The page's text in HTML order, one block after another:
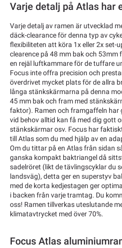
Varje detalj på Atlas har
Varje detalj av ramen är utvecklad
däck-clearance för denna typ av
flexibiliteten att köra 1x eller 2x set-
clearence på 48 mm bak och
en rejäl luftkammare för de tuffare
Focus inte offra precision och
överdrivet mycket plats för de allra
långa stänkskärmarna på denna
45 mm bak och fram med
faktor). Ramen och framgaffeln
vid behov alltid kan få med dig gott
stänkskärmar osv. Focus har
till Atlas som du med hjälp av en
Om du tittar på en Atlas från sidan
ganska kompakt baktriangel då
sadelröret (likt de tävlingscyklar du
landsväg), detta ger en superstyv
med de korta kedjestagen ger
i backen från varje tramtag. Du
oss! Ramen tillverkas uteslutande
klimatavtrycket med över 70%.
Focus Atlas